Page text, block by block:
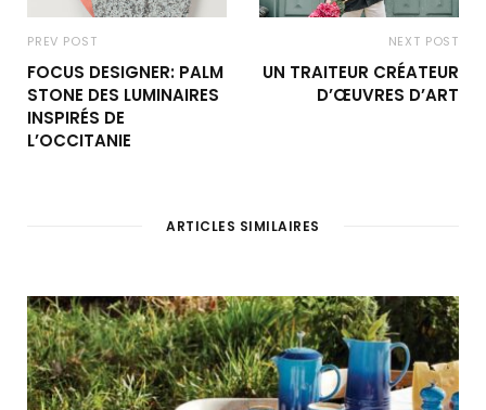
PREV POST
FOCUS DESIGNER: PALM
STONE DES LUMINAIRES
INSPIRÉS DE
L’OCCITANIE
NEXT POST
UN TRAITEUR CRÉATEUR
D’ŒUVRES D’ART
ARTICLES SIMILAIRES